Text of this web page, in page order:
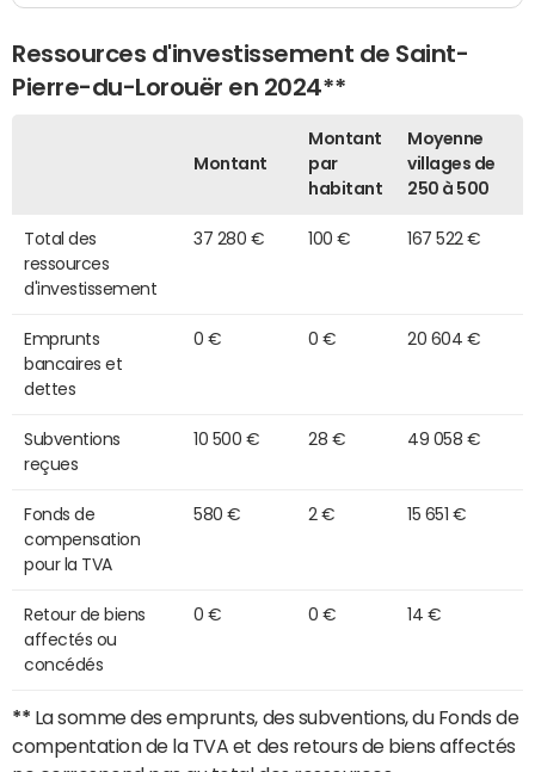
Ressources d'investissement de Saint-
Pierre-du-Lorouër en 2024**
Montant
Montant
par
habitant
Moyenne
villages de
250 à 500
Total des
ressources
d'investissement
37 280 € 100 € 167 522 €
Emprunts
bancaires et
dettes
0 € 0 € 20 604 €
Subventions
reçues
10 500 € 28 € 49 058 €
Fonds de
compensation
pour la TVA
580 € 2 € 15 651 €
Retour de biens
affectés ou
concédés
0 € 0 € 14 €
** La somme des emprunts, des subventions, du Fonds de
compentation de la TVA et des retours de biens affectés